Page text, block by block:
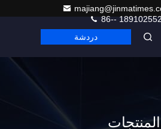
86--
دردشة
المنتجات